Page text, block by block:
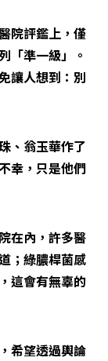
院評鑑上，僅
「準一級」。
讓人想到：別
、翁玉華作了
幸，只是他們
在內，許多醫
；綠膿桿菌感
這會有無辜的
希望透過輿論